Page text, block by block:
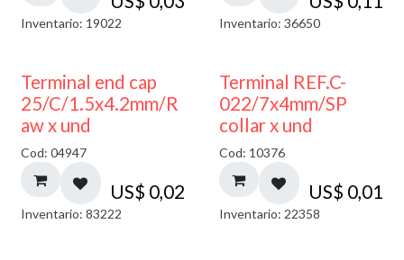
Inventario: 19022 Inventario: 36650
Terminal end cap
25/C/1.5x4.2mm/R
aw x und
Cod: 04947
US$ 0,02
Inventario: 83222
Terminal REF.C-
022/7x4mm/SP
collar x und
Cod: 10376
US$ 0,01
Inventario: 22358